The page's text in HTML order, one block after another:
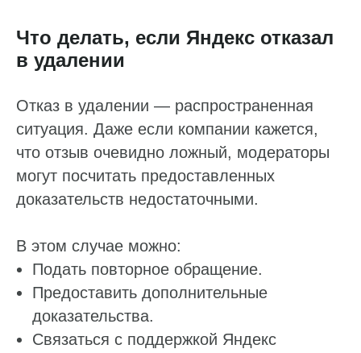
Что делать, если Яндекс отказал
в удалении
Отказ в удалении — распространенная
ситуация. Даже если компании кажется,
что отзыв очевидно ложный, модераторы
могут посчитать предоставленных
доказательств недостаточными.
В этом случае можно:
Подать повторное обращение.
Предоставить дополнительные
доказательства.
Связаться с поддержкой Яндекс